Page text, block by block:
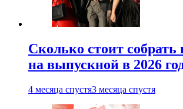
Сколько стоит
на выпускной в 2026
4 месяца спустя3 месяца спустя